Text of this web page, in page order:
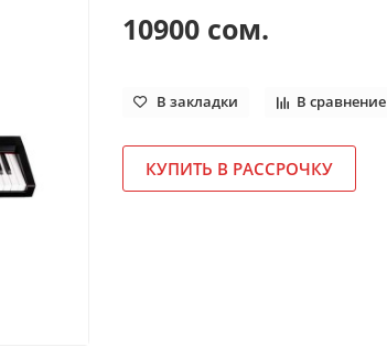
10900 сом.
В закладки В сравнение
КУПИТЬ В РАССРОЧКУ